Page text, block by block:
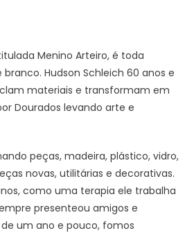
Menino Arteiro, é toda
Hudson Schleich 60 anos e
materiais e transformam em
Dourados levando arte e
peças, madeira, plástico, vidro,
novas, utilitárias e decorativas.
como uma terapia ele trabalha
presenteou amigos e
um ano e pouco, fomos